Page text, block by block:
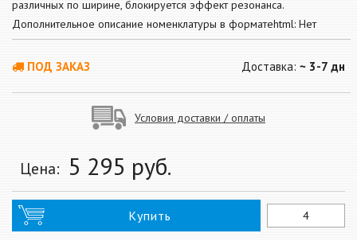
различных по ширине, блокируется эффект резонанса.
Дополнительное описание номенклатуры в форматеhtml: Нет
ПОД ЗАКАЗ Доставка: ~ 3-7 дн
Условия доставки / оплаты
Цена: 5 295 руб.
Купить